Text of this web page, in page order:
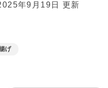
年9月19日 更新
げ